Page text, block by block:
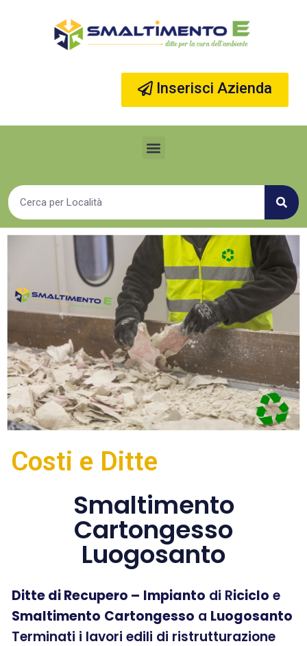
Inserisci Azienda
Costi e Ditte
Smaltimento
Cartongesso
Luogosanto
Ditte di Recupero – Impianto di Riciclo e
Smaltimento Cartongesso a Luogosanto
Terminati i lavori edili di ristrutturazione